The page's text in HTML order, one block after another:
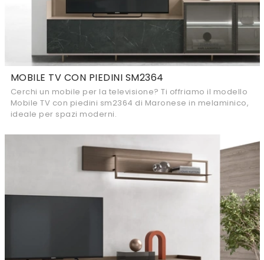
MOBILE TV CON PIEDINI SM2364
Cerchi un mobile per la televisione? Ti offriamo il modello
Mobile TV con piedini sm2364 di Maronese in melaminico,
ideale per spazi moderni.